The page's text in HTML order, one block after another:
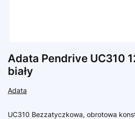
Adata Pendrive UC310
biały
Adata
UC310 Bezzatyczkowa, obrotowa